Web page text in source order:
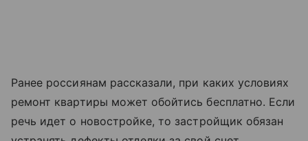
Ранее россиянам рассказали, при каких условиях
ремонт квартиры может обойтись бесплатно. Если
речь идет о новостройке, то застройщик обязан